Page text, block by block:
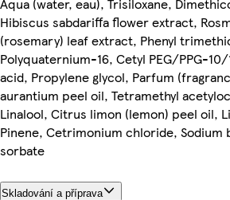
Hibiscus sabdariffa flower extract,
(rosemary) leaf extract, Phenyl
Polyquaternium-16, Cetyl PEG/PPG-
acid, Propylene glycol, Parfum
aurantium peel oil, Tetramethyl
Linalool, Citrus limon (lemon) peel oil,
Pinene, Cetrimonium chloride, Sodium
sorbate
Skladování a příprava